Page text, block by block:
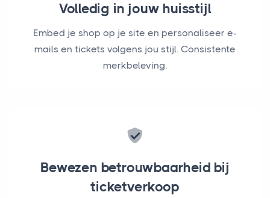
Volledig in jouw huisstijl
Embed je shop op je site en personaliseer e-
mails en tickets volgens jou stijl. Consistente
merkbeleving.
Bewezen betrouwbaarheid bij
ticketverkoop